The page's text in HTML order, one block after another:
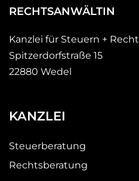
RECHTSANWÄLTIN
Kanzlei für Steuern + Recht
Spitzerdorfstraße 15
22880 Wedel
KANZLEI
Steuerberatung
Rechtsberatung